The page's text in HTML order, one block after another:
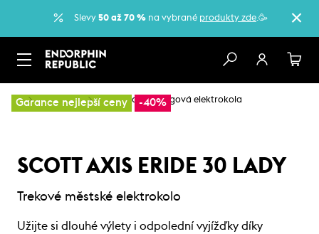
Slevy 50 až 70 % na vybrané produkty zde.🥳
Garance nejlepší ceny -40%
… Elektrokola Městská a trekkingová elektrokola
SCOTT AXIS ERIDE 30 LADY
Trekové městské elektrokolo
Užijte si dlouhé výlety i odpolední vyjížďky díky